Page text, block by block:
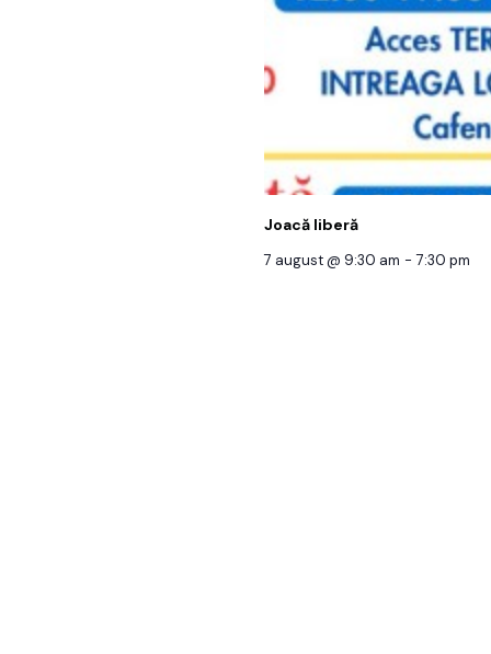
Joacă liberă
7 august @ 9:30 am - 7:30 pm